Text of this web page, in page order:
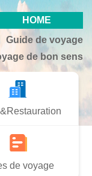
HOME
Guide de voyage
de bon sens
&Restauration
de voyage